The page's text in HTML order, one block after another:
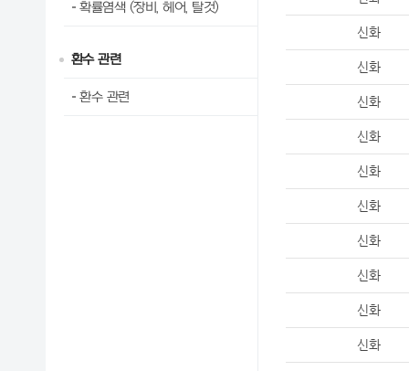
확률염색 (장비, 헤어, 탈것)
환수 관련
환수 관련
신화
신화
신화
신화
신화
신화
신화
신화
신화
신화